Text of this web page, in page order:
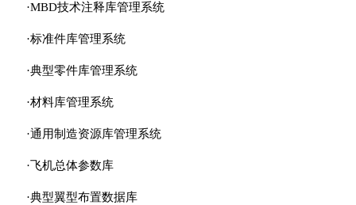
·MBD技术注释库管理系统
·标准件库管理系统
·典型零件库管理系统
·材料库管理系统
·通用制造资源库管理系统
·飞机总体参数库
·典型翼型布置数据库